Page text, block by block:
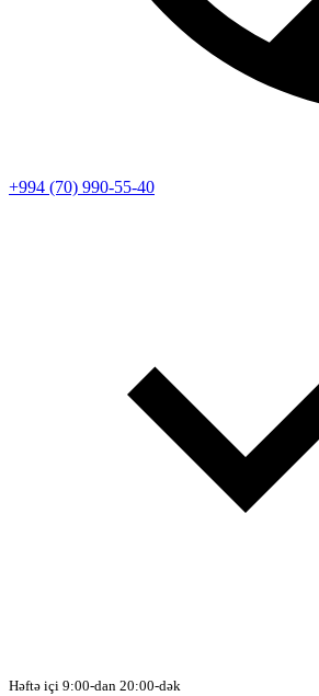
+994 (70) 990-55-40
Həftə içi 9:00-dan 20:00-dək